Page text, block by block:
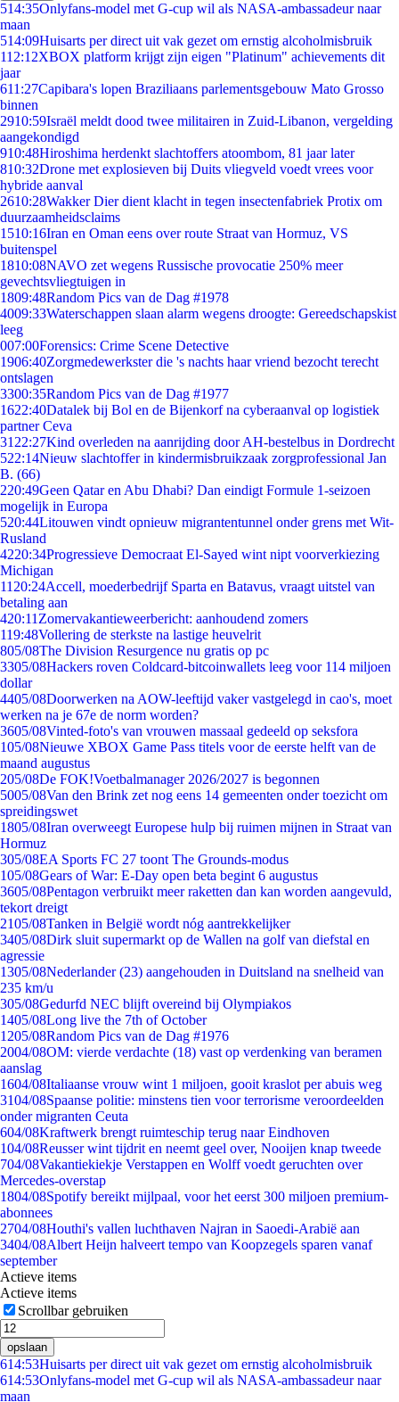
514:35Onlyfans-model met G-cup wil als NASA-ambassadeur naar
maan
514:09Huisarts per direct uit vak gezet om ernstig alcoholmisbruik
112:12XBOX platform krijgt zijn eigen "Platinum" achievements dit
jaar
611:27Capibara's lopen Braziliaans parlementsgebouw Mato Grosso
binnen
2910:59Israël meldt dood twee militairen in Zuid-Libanon, vergelding
aangekondigd
910:48Hiroshima herdenkt slachtoffers atoombom, 81 jaar later
810:32Drone met explosieven bij Duits vliegveld voedt vrees voor
hybride aanval
2610:28Wakker Dier dient klacht in tegen insectenfabriek Protix om
duurzaamheidsclaims
1510:16Iran en Oman eens over route Straat van Hormuz, VS
buitenspel
1810:08NAVO zet wegens Russische provocatie 250% meer
gevechtsvliegtuigen in
1809:48Random Pics van de Dag #1978
4009:33Waterschappen slaan alarm wegens droogte: Gereedschapskist
leeg
007:00Forensics: Crime Scene Detective
1906:40Zorgmedewerkster die 's nachts haar vriend bezocht terecht
ontslagen
3300:35Random Pics van de Dag #1977
1622:40Datalek bij Bol en de Bijenkorf na cyberaanval op logistiek
partner Ceva
31 22:27Kind overleden na aanrijding door AH-bestelbus in Dordrecht
522:14Nieuw slachtoffer in kindermisbruikzaak zorgprofessional Jan
B. (66)
220:49Geen Qatar en Abu Dhabi? Dan eindigt Formule 1-seizoen
mogelijk in Europa
520:44Litouwen vindt opnieuw migrantentunnel onder grens met Wit-
Rusland
4220:34Progressieve Democraat El-Sayed wint nipt voorverkiezing
Michigan
11 20:24Accell, moederbedrijf Sparta en Batavus, vraagt uitstel van
betaling aan
420:11 Zomervakantieweerbericht: aanhoudend zomers
119:48Vollering de sterkste na lastige heuvelrit
805/08The Division Resurgence nu gratis op pc
3305/08Hackers roven Coldcard-bitcoinwallets leeg voor 114 miljoen
dollar
4405/08Doorwerken na AOW-leeftijd vaker vastgelegd in cao's, moet
werken na je 67e de norm worden?
3605/08Vinted-foto's van vrouwen massaal gedeeld op seksfora
105/08Nieuwe XBOX Game Pass titels voor de eerste helft van de
maand augustus
205/08De FOK!Voetbalmanager 2026/2027 is begonnen
5005/08Van den Brink zet nog eens 14 gemeenten onder toezicht om
spreidingswet
1805/08Iran overweegt Europese hulp bij ruimen mijnen in Straat van
Hormuz
305/08EA Sports FC 27 toont The Grounds-modus
105/08Gears of War: E-Day open beta begint 6 augustus
3605/08Pentagon verbruikt meer raketten dan kan worden aangevuld,
tekort dreigt
2105/08Tanken in België wordt nóg aantrekkelijker
3405/08Dirk sluit supermarkt op de Wallen na golf van diefstal en
agressie
1305/08Nederlander (23) aangehouden in Duitsland na snelheid van
235 km/u
305/08Gedurfd NEC blijft overeind bij Olympiakos
1405/08Long live the 7th of October
1205/08Random Pics van de Dag #1976
2004/08OM: vierde verdachte (18) vast op verdenking van beramen
aanslag
1604/08Italiaanse vrouw wint 1 miljoen, gooit kraslot per abuis weg
3104/08Spaanse politie: minstens tien voor terrorisme veroordeelden
onder migranten Ceuta
604/08Kraftwerk brengt ruimteschip terug naar Eindhoven
104/08Reusser wint tijdrit en neemt geel over, Nooijen knap tweede
704/08Vakantiekiekje Verstappen en Wolff voedt geruchten over
Mercedes-overstap
1804/08Spotify bereikt mijlpaal, voor het eerst 300 miljoen premium-
abonnees
2704/08Houthi's vallen luchthaven Najran in Saoedi-Arabië aan
3404/08Albert Heijn halveert tempo van Koopzegels sparen vanaf
september
Actieve items
Actieve items
Scrollbar gebruiken
opslaan
614:53Huisarts per direct uit vak gezet om ernstig alcoholmisbruik
614:53Onlyfans-model met G-cup wil als NASA-ambassadeur naar
maan